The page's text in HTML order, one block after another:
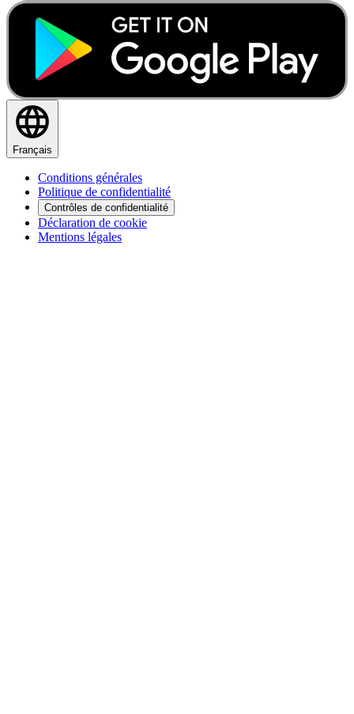
Français
Conditions générales
Politique de confidentialité
Contrôles de confidentialité
Déclaration de cookie
Mentions légales